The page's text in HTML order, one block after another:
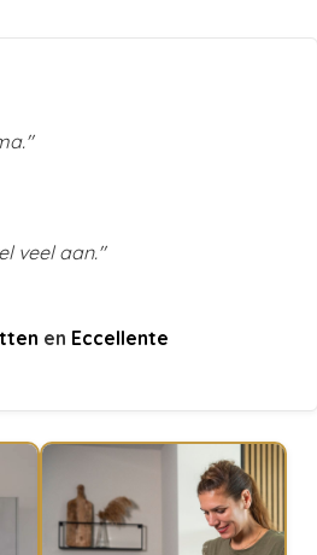
veel aan."
en Eccellente